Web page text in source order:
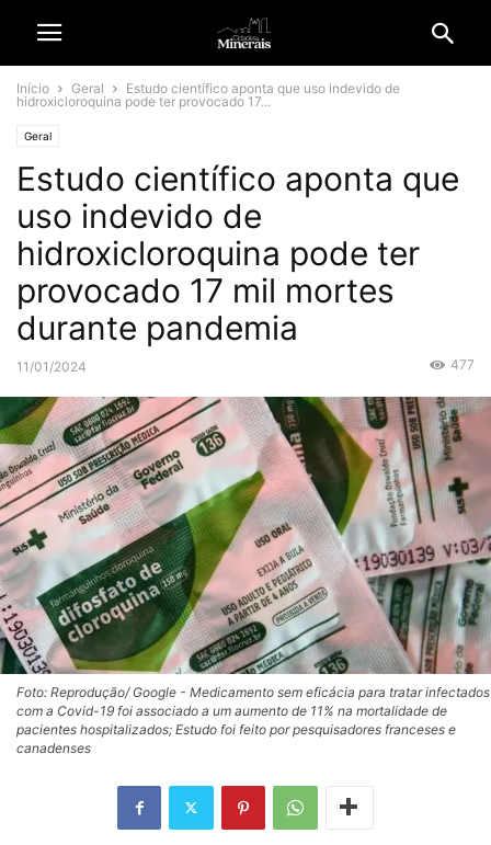
Início Geral
Estudo científico aponta que uso indevido de
hidroxicloroquina pode ter provocado 17...
Geral
Estudo científico aponta que
uso indevido de
hidroxicloroquina pode ter
provocado 17 mil mortes
durante pandemia
11/01/2024 477
Foto: Reprodução/ Google - Medicamento sem eficácia para tratar infectados
com a Covid-19 foi associado a um aumento de 11% na mortalidade de
pacientes hospitalizados; Estudo foi feito por pesquisadores franceses e
canadenses